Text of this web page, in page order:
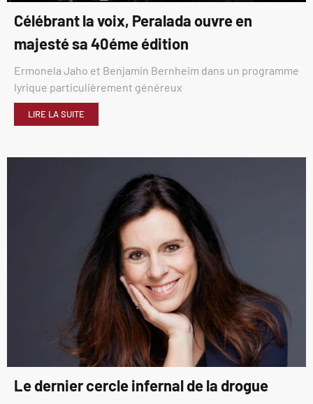
Célébrant la voix, Peralada ouvre en
majesté sa 40éme édition
Ermonela Jaho et Benjamin Bernheim dans un programme
lyrique particulièrement généreux
LIRE LA SUITE
Le dernier cercle infernal de la drogue